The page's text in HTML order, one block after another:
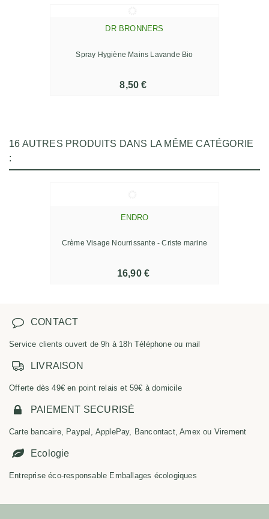
DR BRONNERS
Spray Hygiène Mains Lavande Bio
8,50 €
16 AUTRES PRODUITS DANS LA MÊME CATÉGORIE
:
ENDRO
Crème Visage Nourrissante - Criste marine
16,90 €
CONTACT
Service clients ouvert de 9h à 18h Téléphone ou mail
LIVRAISON
Offerte dès 49€ en point relais et 59€ à domicile
PAIEMENT SECURISÉ
Carte bancaire, Paypal, ApplePay, Bancontact, Amex ou Virement
Ecologie
Entreprise éco-responsable Emballages écologiques